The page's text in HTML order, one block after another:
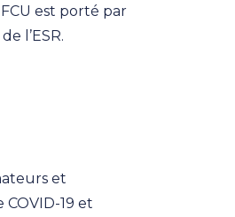
est porté par
l’ESR.
et
19 et